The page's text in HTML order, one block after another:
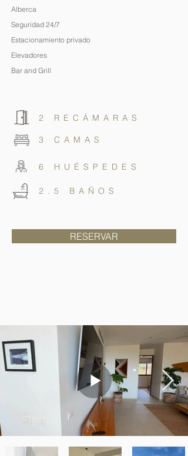
Alberca
Seguridad 24/7
Estacionamiento privado
Elevadores
Bar and Grill
2 RECÁMARAS
3 CAMAS
6 HUÉSPEDES
2.5 BAÑOS
RESERVAR